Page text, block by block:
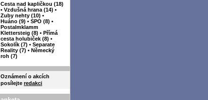
Cesta nad kapličkou (18)
• Vzdušná hrana (14) •
Zuby nehty (10) •
Huáno (9) • SPO (8) •
Postalmklamm
Klettersteig (8) • Přímá
cesta holubiček (8) •
Sokolík (7) • Separate
Reality (7) • Německý
roh (7)
Oznámení o akcích
posílejte redakci